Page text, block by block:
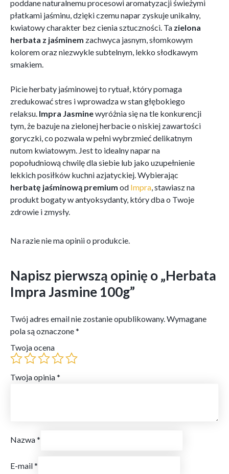
poddane naturalnemu procesowi aromatyzacji świeżymi
płatkami jaśminu, dzięki czemu napar zyskuje unikalny,
kwiatowy charakter bez cienia sztuczności. Ta zielona
herbata z jaśminem zachwyca jasnym, słomkowym
kolorem oraz niezwykle subtelnym, lekko słodkawym
smakiem.
Picie herbaty jaśminowej to rytuał, który pomaga
zredukować stres i wprowadza w stan głębokiego
relaksu. Impra Jasminewyróżnia się na tle konkurencji
tym, że bazuje na zielonej herbacie o niskiej zawartości
goryczki, co pozwala w pełni wybrzmieć delikatnym
nutom kwiatowym. Jest to idealny napar na
popołudniową chwilę dla siebie lub jako uzupełnienie
lekkich posiłków kuchni azjatyckiej. Wybierając
herbatę jaśminową premium od Impra , stawiasz na
produkt bogaty w antyoksydanty, który dba o Twoje
zdrowie i zmysły.
Na razie nie ma opinii o produkcie.
Napisz pierwszą opinię o „Herbata
Impra Jasmine 100g”
Twój adres email nie zostanie opublikowany. Wymagane
pola są oznaczone*
Twoja ocena
Twoja opinia*
Nazwa*
E-mail*